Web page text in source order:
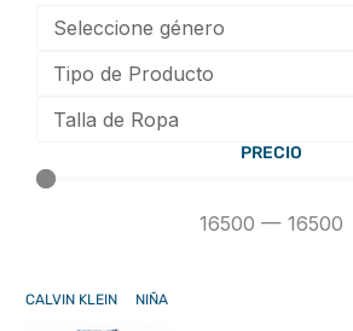
PRECIO
16500 — 16500
CALVIN KLEIN NIÑA